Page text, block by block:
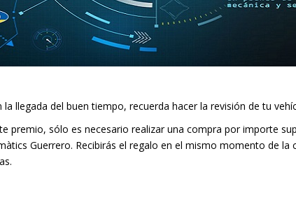
la llegada del buen tiempo, recuerda hacer la revisión de tu
premio, sólo es necesario realizar una compra por importe
Guerrero. Recibirás el regalo en el mismo momento de